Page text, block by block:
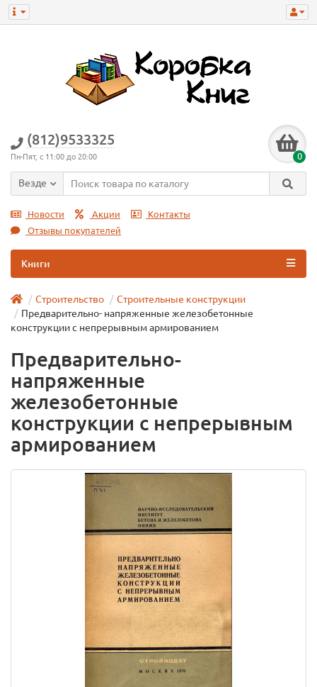
(812)9533325
Пн-Пят, с 11:00 до 20:00 0
Везде
Новости Акции
Контакты
Отзывы покупателей
Книги
Строительство
Строительные конструкции
Предварительно- напряженные железобетонные
конструкции с непрерывным армированием
Предварительно-
напряженные
железобетонные
конструкции с непрерывным
армированием